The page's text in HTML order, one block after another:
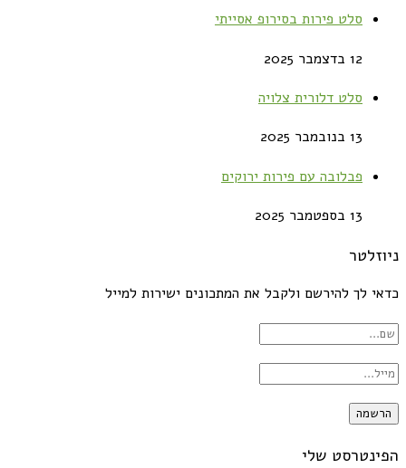
סלט פירות בסירופ אסייתי
12 בדצמבר 2025
סלט דלורית צלויה
13 בנובמבר 2025
פבלובה עם פירות ירוקים
13 בספטמבר 2025
ניוזלטר
כדאי לך להירשם ולקבל את המתכונים ישירות למייל
הפינטרסט שלי